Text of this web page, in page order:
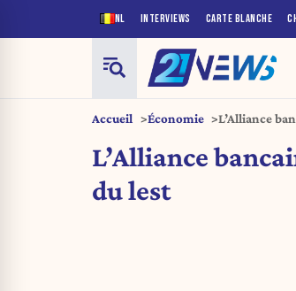
NL INTERVIEWS CARTE BLANCHE
Accueil Économie L’Alliance
L’Alliance
du lest